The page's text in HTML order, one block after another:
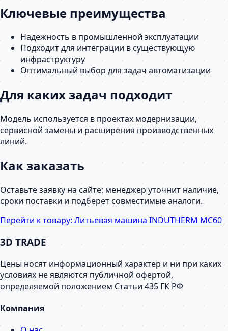
Ключевые преимущества
Надежность в промышленной эксплуатации
Подходит для интеграции в существующую
инфраструктуру
Оптимальный выбор для задач автоматизации
Для каких задач подходит
Модель используется в проектах модернизации,
сервисной замены и расширения производственных
линий.
Как заказать
Оставьте заявку на сайте: менеджер уточнит наличие,
сроки поставки и подберет совместимые аналоги.
Перейти к товару: Литьевая машина INDUTHERM MC60
3D TRADE
Цены носят информационный характер и ни при каких
условиях не являются публичной офертой,
определяемой положением Статьи 435 ГК РФ
Компания